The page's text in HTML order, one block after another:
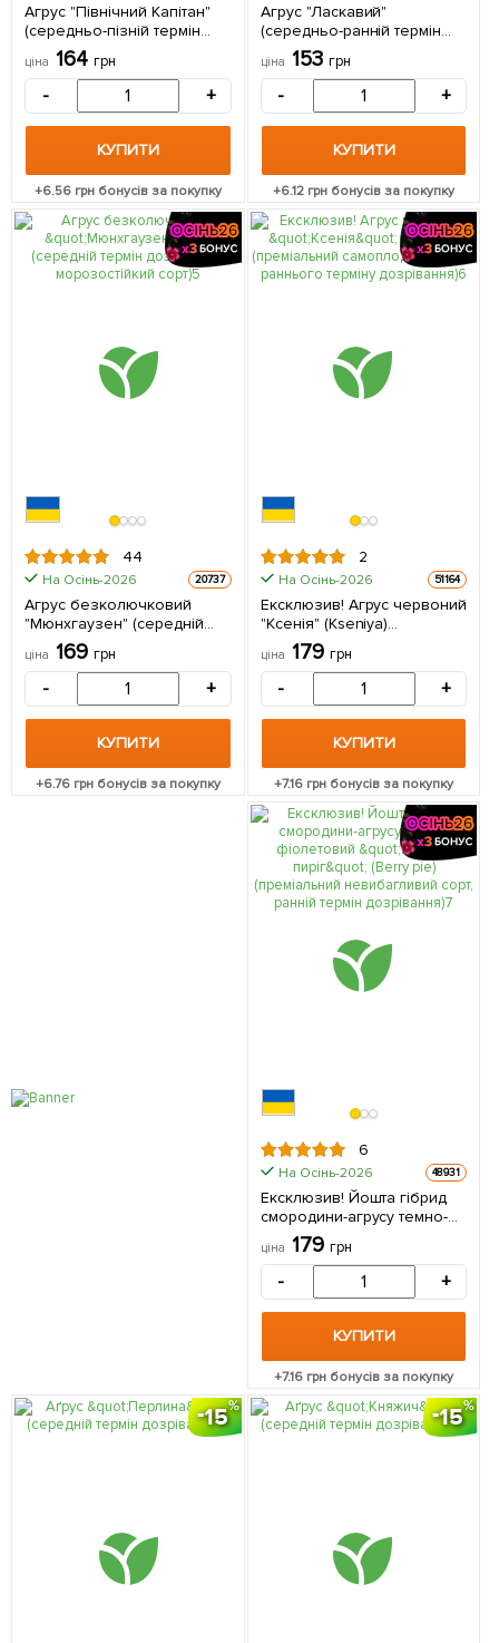
Агрус "Північний Капітан"
(середньо-пізній термін
дозрівання) 1 саджанець в
упаковці
ціна 164 грн
- +
КУПИТИ
+6.56 грн бонусів за покупку
Агрус "Ласкавий"
(середньо-ранній термін
дозрівання) 1 саджанець в
упаковці
ціна 153 грн
- +
КУПИТИ
+6.12 грн бонусів за покупку
44
На Осінь-2026 20737
Агрус безколючковий
"Мюнхгаузен" (середній
термін дозрівання,
морозостійкий сорт) 1
саджанець в упаковці
ціна 169 грн
- +
КУПИТИ
+6.76 грн бонусів за покупку
2
На Осінь-2026 51164
Ексклюзив! Агрус червоний
"Ксенія" (Kseniya)
(преміальний
самоплодовий сорт,
раннього терміну
дозрівання) 1 саджанець в
упаковці
ціна 179 грн
- +
КУПИТИ
+7.16 грн бонусів за покупку
6
На Осінь-2026 48931
Ексклюзив! Йошта гібрид
смородини-агрусу темно-
фіолетовий "Ягідний пиріг"
(Berry pie) (преміальний
невибагливий сорт, ранній
термін дозрівання) 1
саджанець в упаковці
ціна 179 грн
- +
КУПИТИ
+7.16 грн бонусів за покупку
15 15